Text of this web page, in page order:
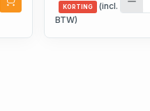
KORTING
(incl.
BTW)